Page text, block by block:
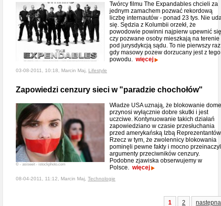
Twórcy filmu The Expandables chcieli za
jednym zamachem pozwać rekordową
liczbę internautów - ponad 23 tys. Nie
się. Sędzia z Kolumbii orzekł, że
powodowie powinni najpierw upewnić
czy pozwane osoby mieszkają na terenie
pod jurysdykcją sądu. To nie pierwszy
gdy masowy pozew dorzucany jest z tego
powodu. więcej
03-08-2011, 10:18, Marcin Maj, Lifestyle
Zapowiedzi cenzury sieci w "paradzie chochołów"
© - asiseeit - istockphoto.com
Władze USA uznają, że blokowanie
przynosi wyłącznie dobre skutki i jest
uczciwe. Kontynuowanie takich działań
zapowiedziano w czasie przesłuchania
przed amerykańską Izbą
Rzecz w tym, że zwolennicy blokowania
pominęli pewne fakty i mocno
argumenty przeciwników cenzury.
Podobne zjawiska obserwujemy w
Polsce. więcej
08-04-2011, 11:12, Marcin Maj, Technologie
1 2 następna